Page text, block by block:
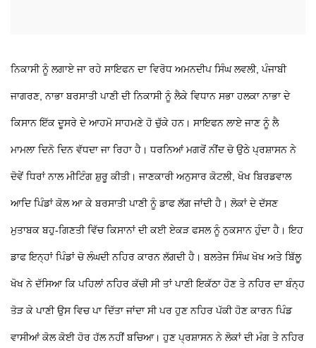
ਨਿਕਾਸੀ ਨੂੰ ਲਗਾਏ ਜਾ ਰਹੇ ਸਾਇਫਨ ਦਾ ਵਿਰੋਧ ਅਮਨਦੀਪ ਸਿੰਘ ਲਵਲੀ, ਪੰਜਾਬੀ
ਜਾਗਰਣ, ਨਾਭਾਬਰਸਾਤੀ ਪਾਣੀ ਦੀ ਨਿਕਾਸੀ ਨੂੰ ਲੈਕੇ ਵਿਧਾਨ ਸਭਾ ਹਲਕਾ ਨਾਭਾ ਦੇ
ਕਿਸਾਨ ਇੱਕ ਦੂਸਰੇ ਦੇ ਆਹਮੋ ਸਾਹਮਣੇ ਹੋ ਚੁੱਕੇ ਹਨ। ਸਾਇਫਨ ਲਾਏ ਜਾਣ ਨੂੰ ਲੈ
ਮਾਮਲਾ ਦਿਨੋ ਦਿਨ ਵੱਧਦਾ ਜਾ ਰਿਹਾ ਹੈ। ਧਰਨਿਆਂ ਮਗਰੋਂ ਨੀਂਦ ਚੋ ਉਠੇ ਪ੍ਰਸ਼ਾਸਨ ਨੇ
ਦੋਵੇਂ ਧਿਰਾਂ ਨਾਲ ਮੀਟਿੰਗ ਸ਼ੁਰੂ ਕੀਤੀ। ਜਾਣਕਾਰੀ ਅਨੁਸਾਰ ਕੋਟਲੀ, ਖੋਖ ਬਿਰਡਵਾਲ
ਆਦਿ ਪਿੰਡਾਂ ਕੋਲ ਆ ਕੇ ਬਰਸਾਤੀ ਪਾਣੀ ਨੂੰ ਡਾਫ ਲੱਗ ਜਾਂਦੀ ਹੈ। ਲੋਕਾਂ ਦੇ ਦੱਸਣ
ਮੁਤਾਬਕ ਬਹੁ-ਗਿਣਤੀ ਵਿੱਚ ਕਿਸਾਨਾਂ ਦੀ ਕਈ ਏਕੜ ਫਸਲ ਨੂੰ ਨੁਕਸਾਨ ਹੁੰਦਾ ਹੈ।ਇਹ
ਡਾਫ ਇਨ੍ਹਾਂ ਪਿੰਡਾਂ ਚੋ ਲੰਘਦੀ ਨਹਿਰ ਕਾਰਨ ਲੱਗਦੀ ਹੈ। ਬਲਤੇਜ ਸਿੰਘ ਖੋਖ ਅਤੇ ਬਿੱਲੂ
ਖੋਖ ਨੇ ਦੱਸਿਆ ਕਿ ਪਹਿਲਾਂ ਨਹਿਰ ਕੱਚੀ ਸੀ ਤਾਂ ਪਾਣੀ ਇਕੱਠਾ ਹੋਣਤੇ ਨਹਿਰ ਦਾ ਬੰਨ੍ਹ
ਤੋੜ ਕੇ ਪਾਣੀ ਉਸ ਵਿਚ ਪਾ ਦਿੱਤਾ ਜਾਂਦਾ ਸੀ ਪਰ ਹੁਣ ਨਹਿਰ ਪੱਕੀ ਹੋਣ ਕਾਰਨ ਪਿੰਡ
ਵਾਸੀਆਂ ਕੋਲ ਕੋਈ ਹੋਰ ਹੱਲ ਨਹੀਂ ਬਚਿਆ। ਹੁਣ ਪ੍ਰਸ਼ਾਸਨ ਨੇ ਲੋਕਾਂ ਦੀ ਮੰਗ ਤੇ ਨਹਿਰ